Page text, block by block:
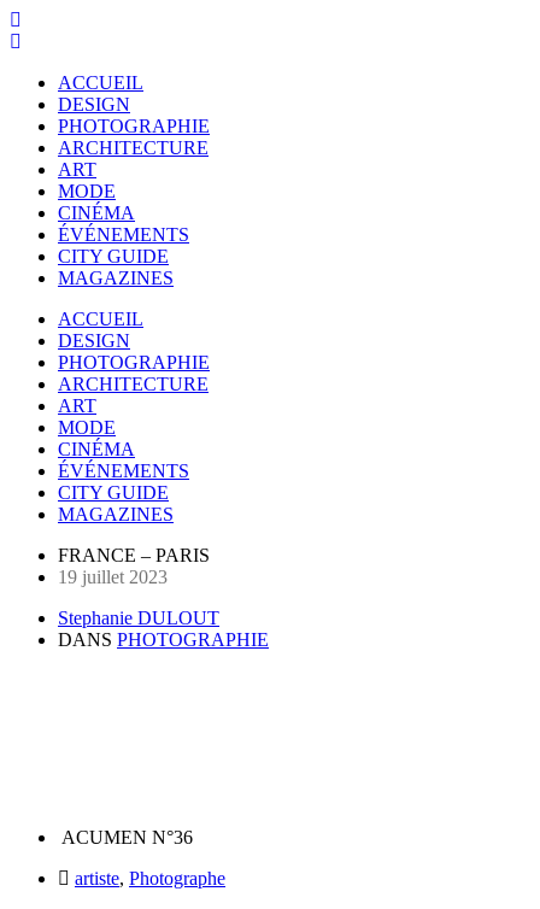
ACCUEIL
DESIGN
PHOTOGRAPHIE
ARCHITECTURE
ART
MODE
CINÉMA
ÉVÉNEMENTS
CITY GUIDE
MAGAZINES
ACCUEIL
DESIGN
PHOTOGRAPHIE
ARCHITECTURE
ART
MODE
CINÉMA
ÉVÉNEMENTS
CITY GUIDE
MAGAZINES
FRANCE – PARIS
19 juillet 2023
Stephanie DULOUT
DANS PHOTOGRAPHIE
ACUMEN N°36
artiste, Photographe